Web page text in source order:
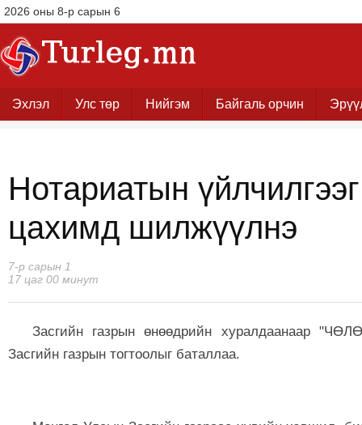
2026 оны 8-р сарын 6
Эхлэл Улс төр Нийгэм Байгаль орчин
Нотариатын
цахимд шилжүүлнэ
7-р сарын 1
17 цаг 00 минут
Засгийн газрын өнөөдрийн хуралдаанаар
Засгийн газрын тогтоолыг баталлаа.